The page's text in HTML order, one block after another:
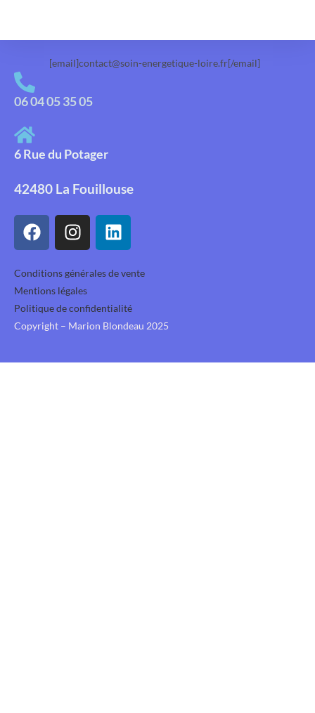
[email]contact@soin-energetique-loire.fr[/email]
06 04 05 35 05
6 Rue du Potager
42480 La Fouillouse
Conditions générales de vente
Mentions légales
Politique de confidentialité
Copyright – Marion Blondeau 2025